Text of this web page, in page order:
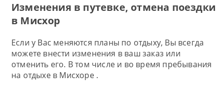
Изменения в путевке, отмена поездки
в Мисхор
Если у Вас меняются планы по отдыху, Вы всегда
можете внести изменения в ваш заказ или
отменить его. В том числе и во время пребывания
на отдыхе в Мисхоре .